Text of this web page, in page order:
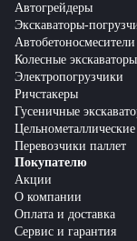
Автогрейдеры
Экскаваторы-
Автобетоносмесители
Колесные экскаваторы
Электропогрузчики
Ричстакеры
Гусеничные
Перевозчики паллет
Покупателю
Акции
О компании
Оплата и доставка
Сервис и гарантия